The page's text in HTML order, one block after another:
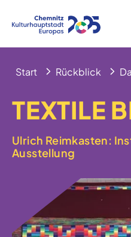
Start Rückblick
TEXTILE
Ulrich Reimkasten:
Ausstellung